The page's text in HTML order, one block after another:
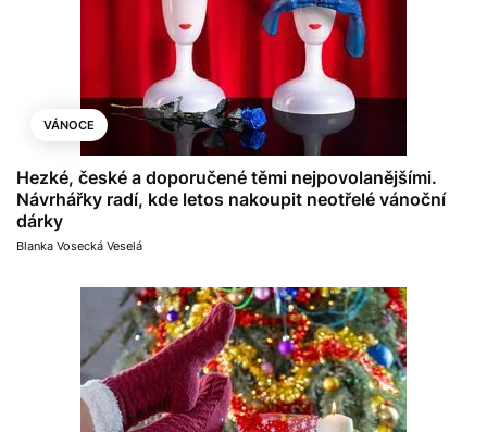
VÁNOCE
Hezké, české a doporučené těmi nejpovolanějšími.
Návrhářky radí, kde letos nakoupit neotřelé vánoční
dárky
Blanka Vosecká Veselá